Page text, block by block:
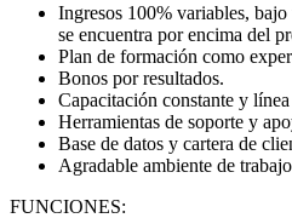
Ingresos 100% variables,
se encuentra por encima del
Plan de formación como
Bonos por resultados.
Capacitación constante y línea
Herramientas de soporte y
Base de datos y cartera de
Agradable ambiente de
FUNCIONES: